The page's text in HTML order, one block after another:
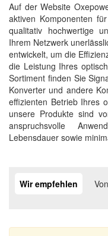
Auf der Website
aktiven Komponenten
qualitativ hochwertige
Ihrem Netzwerk
entwickelt, um die
die Leistung Ihres
Sortiment finden Sie
Konverter und andere
effizienten Betrieb Ihres
unsere Produkte sind
anspruchsvolle
Lebensdauer sowie
Wir empfehlen